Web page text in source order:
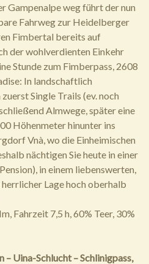
Gampenalpe weg führt der nun
Fahrweg zur Heidelberger
Fimbertal bereits auf
der wohlverdienten Einkehr
Stunde zum Fimberpass, 2608
In landschaftlich
Single Trails (ev. noch
Almwege, später eine
Höhenmeter hinunter ins
Vnà, wo die Einheimischen
nächtigen Sie heute in einer
in einem liebenswerten,
Lage hoch oberhalb
Fahrzeit 7,5 h, 60% Teer, 30%
– Uina-Schlucht – Schlinigpass,